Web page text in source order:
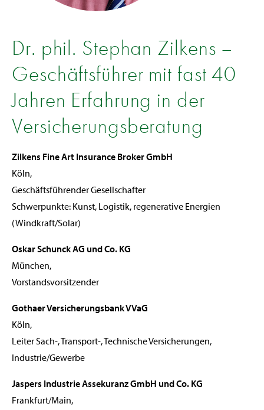
Dr. phil. Stephan Zilkens –
Geschäftsführer mit fast 40
Jahren Erfahrung in der
Versicherungs­beratung
Zilkens Fine Art Insurance Broker GmbH
Köln,
Geschäftsführender Gesellschafter
Schwerpunkte: Kunst, Logistik, regenerative Energien
(Windkraft/Solar)
Oskar Schunck AG und Co. KG
München,
Vorstandsvorsitzender
Gothaer Versicherungsbank VVaG
Köln,
Leiter Sach-, Transport-, Technische Versicherungen,
Industrie/Gewerbe
Jaspers Industrie Assekuranz GmbH und Co. KG
Frankfurt/Main,